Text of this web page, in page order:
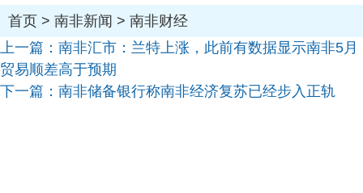
首页 > 南非新闻 > 南非财经
上一篇： 南非汇市：兰特上涨，此前有数据显示南非5月
贸易顺差高于预期
下一篇： 南非储备银行称南非经济复苏已经步入正轨